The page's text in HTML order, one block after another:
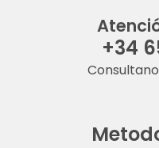
+34